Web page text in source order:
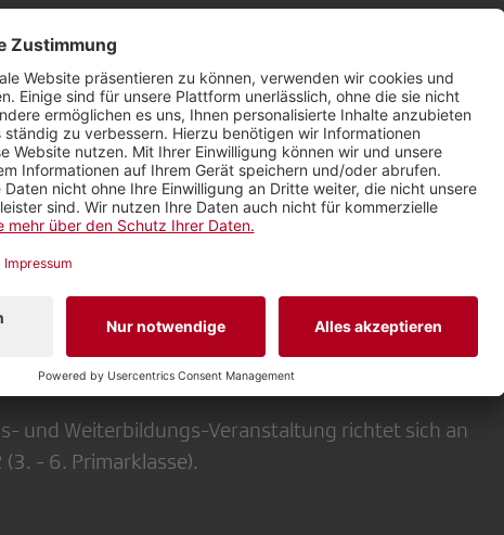
Regi, zwei Kindern aus jener Zeit, und erfahren viel
über ihren Alltag im mittelalterlichen St. Gallen.
Hörspiels
der Produktion eines Hörspiels
Redaktorin
eigenen Unterricht
Sprache, Medien, ...)
von eigenen kleinen Hörspielen
Unterrichtsmaterialien
Praxis
und Weiterbildungs-Veranstaltung richtet sich an
- 6. Primarklasse).